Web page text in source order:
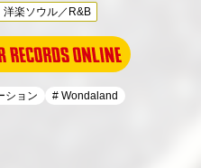
洋楽ソウル／R&B
ション # Wondaland